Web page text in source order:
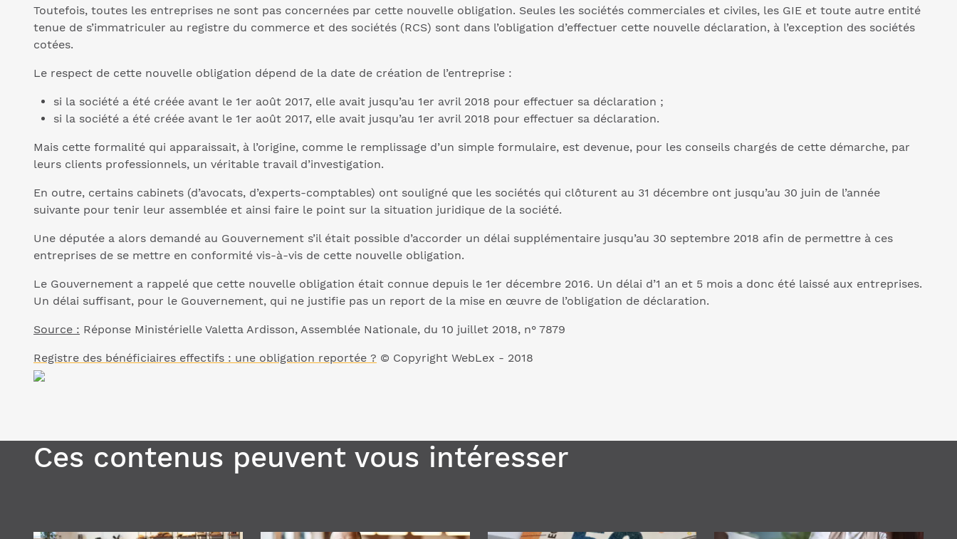
Toutefois, toutes les entreprises ne sont pas concernées par cette nouvelle obligation. Seules les sociétés commerciales et civiles, les GIE et toute autre entité
tenue de s’immatriculer au registre du commerce et des sociétés (RCS) sont dans l’obligation d’effectuer cette nouvelle déclaration, à l’exception des sociétés
cotées.
Le respect de cette nouvelle obligation dépend de la date de création de l’entreprise :
si la société a été créée avant le 1er août 2017, elle avait jusqu’au 1er avril 2018 pour effectuer sa déclaration ;
si la société a été créée avant le 1er août 2017, elle avait jusqu’au 1er avril 2018 pour effectuer sa déclaration.
Mais cette formalité qui apparaissait, à l’origine, comme le remplissage d’un simple formulaire, est devenue, pour les conseils chargés de cette démarche, par
leurs clients professionnels, un véritable travail d’investigation.
En outre, certains cabinets (d’avocats, d’experts-comptables) ont souligné que les sociétés qui clôturent au 31 décembre ont jusqu’au 30 juin de l’année
suivante pour tenir leur assemblée et ainsi faire le point sur la situation juridique de la société.
Une députée a alors demandé au Gouvernement s’il était possible d’accorder un délai supplémentaire jusqu’au 30 septembre 2018 afin de permettre à ces
entreprises de se mettre en conformité vis-à-vis de cette nouvelle obligation.
Le Gouvernement a rappelé que cette nouvelle obligation était connue depuis le 1er décembre 2016. Un délai d’1 an et 5 mois a donc été laissé aux entreprises.
Un délai suffisant, pour le Gouvernement, qui ne justifie pas un report de la mise en œuvre de l’obligation de déclaration.
Source : Réponse Ministérielle Valetta Ardisson, Assemblée Nationale, du 10 juillet 2018, n° 7879
Registre des bénéficiaires effectifs : une obligation reportée ? © Copyright WebLex - 2018
Ces contenus peuvent vous intéresser